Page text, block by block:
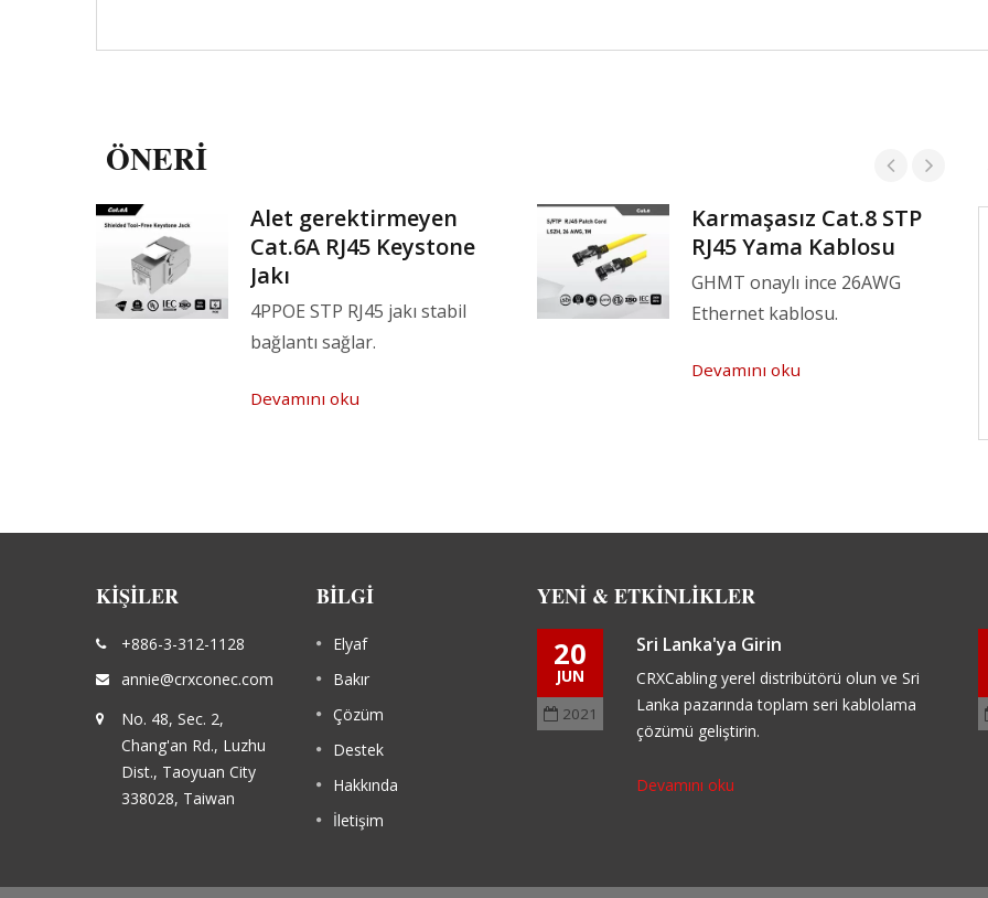
ÖNERI
Alet gerektirmeyen
Cat.6A RJ45 Keystone
Jakı
4PPOE STP RJ45 jakı stabil
bağlantı sağlar.
Devamını oku
Karmaşasız Cat.8 STP
RJ45 Yama Kablosu
GHMT onaylı ince 26AWG
Ethernet kablosu.
Devamını oku
Yüksek Kalite Politikamızdır
Mallarin kalitesini ve güvenliğini
sağlayın. Trendlerin önünde kalmak için
kablolama çözüm hizmetini düzenleyin
KIŞILER
+886-3-312-1128
annie@crxconec.com
No. 48, Sec. 2,
Chang'an Rd., Luzhu
Dist., Taoyuan City
338028, Taiwan
BILGI
Elyaf
Bakır
Çözüm
Destek
Hakkında
İletişim
YENI & ETKINLIKLER
20
APR
2017
Haber veya Etkinlik Başlığı 04
İşte etkinlikler, haberler veya şirketinizle
yaklaşık 150 harf gösterilecektir.
Devamını oku
20
JUN
2021
Sri Lanka'ya Girin
CRXCabling yerel distribütörü olun ve Sri
Lanka pazarında toplam seri kablolama
çözümü geliştirin.
Devamını oku